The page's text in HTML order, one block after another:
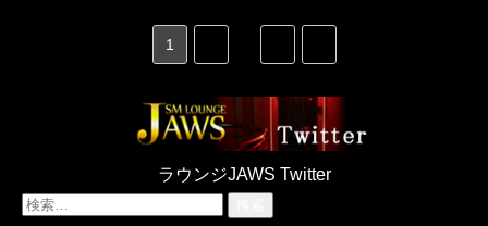
1
ラウンジJAWS Twitter
検